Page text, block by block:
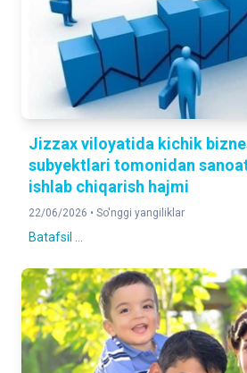
Jizzax viloyatida kichik
subyektlari tomonidan
ishlab chiqarish hajmi
22/06/2026 • So'nggi yangiliklar
Batafsil ...